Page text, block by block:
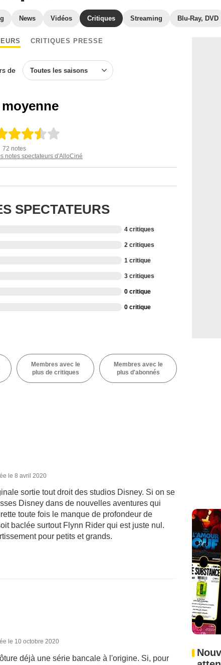
News Vidéos Critiques Streaming Blu-Ray, DVD
CRITIQUES PRESSE
de Toutes les saisons
72 notes
notes spectateurs d'AlloCiné
SPECTATEURS
4 critiques
2 critiques
1 critique
3 critiques
0 critique
0 critique
Membres avec le
plus de critiques
Membres avec le
plus d'abonnés
le 8 avril 2020
sortie tout droit des studios Disney. Si on se
Disney dans de nouvelles aventures qui
toute fois le manque de profondeur de
baclée surtout Flynn Rider qui est juste nul.
pour petits et grands.
le 10 octobre 2020
déjà une série bancale à l'origine. Si, pour